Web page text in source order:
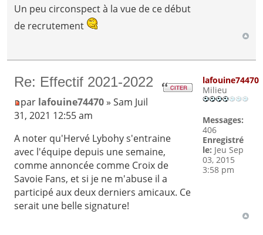
Un peu circonspect à la vue de ce début
de recrutement
Re: Effectif 2021-2022
par lafouine74470» Sam Juil
31, 2021 12:55 am
A noter qu'Hervé Lybohy s'entraine
avec l'équipe depuis une semaine,
comme annoncée comme Croix de
Savoie Fans, et si je ne m'abuse il a
participé aux deux derniers amicaux. Ce
serait une belle signature!
lafouine74470
Milieu
Messages:
406
Enregistré
le: Jeu Sep
03, 2015
3:58 pm